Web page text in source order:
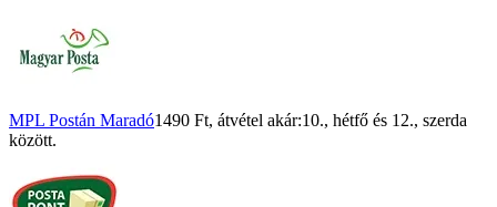
MPL Postán Maradó1490 Ft, átvétel akár:10., hétfő és 12., szerda
között.